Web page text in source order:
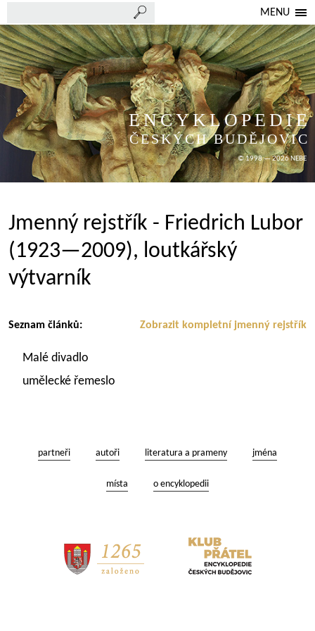
MENU
ENCYKLOPEDIE
ČESKÝCH BUDĚJOVIC
© 1998 — 2026 NEBE
Jmenný rejstřík - Friedrich Lubor
(1923—2009), loutkářský
výtvarník
Zobrazit kompletní jmenný rejstřík
Seznam článků:
Malé divadlo
umělecké řemeslo
partneři autoři literatura a prameny jména
místa o encyklopedii